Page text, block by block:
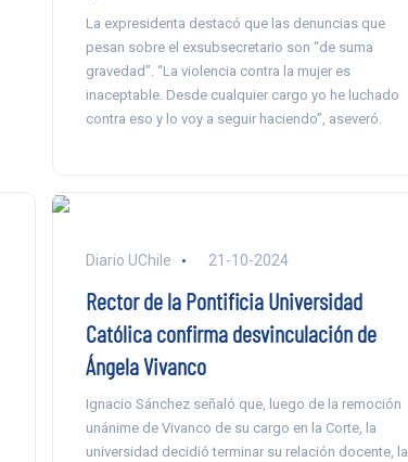
La expresidenta destacó que las denuncias que
pesan sobre el exsubsecretario son “de suma
gravedad”. “La violencia contra la mujer es
inaceptable. Desde cualquier cargo yo he luchado
contra eso y lo voy a seguir haciendo”, aseveró.
Diario UChile 21-10-2024
Rector de la Pontificia Universidad
Católica confirma desvinculación de
Ángela Vivanco
Ignacio Sánchez señaló que, luego de la remoción
unánime de Vivanco de su cargo en la Corte, la
universidad decidió terminar su relación docente, la